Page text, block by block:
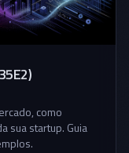
como
sua startup. Guia